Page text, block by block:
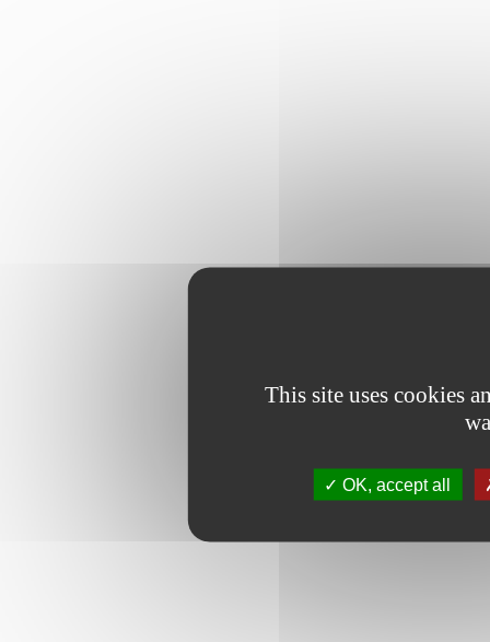
This site uses cookies
OK, accept all